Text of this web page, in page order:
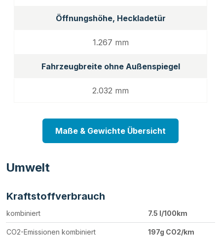
Öffnungshöhe, Heckladetür
1.267 mm
Fahrzeugbreite ohne Außenspiegel
2.032 mm
Maße & Gewichte Übersicht
Umwelt
Kraftstoffverbrauch
kombiniert 7.5 l/100km
CO2-Emissionen kombiniert 197g CO2/km